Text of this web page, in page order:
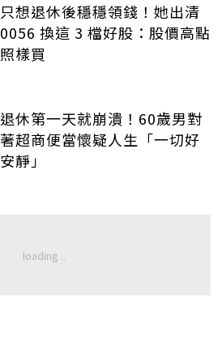
只想退休後穩穩領錢！她出清
0056 換這 3 檔好股：股價高點
照樣買
退休第一天就崩潰！60歲男對
著超商便當懷疑人生「一切好
安靜」